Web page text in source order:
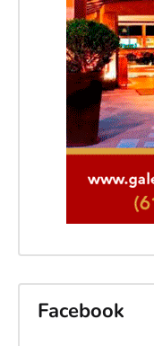
Facebook